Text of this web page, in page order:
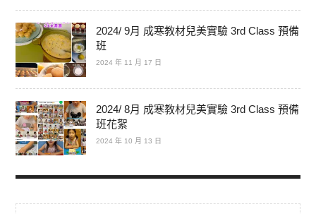
2024/ 9月 成寒教材兒美實驗 3rd Class 預備
班
2024 年 11 月 17 日
2024/ 8月 成寒教材兒美實驗 3rd Class 預備
班花絮
2024 年 10 月 13 日